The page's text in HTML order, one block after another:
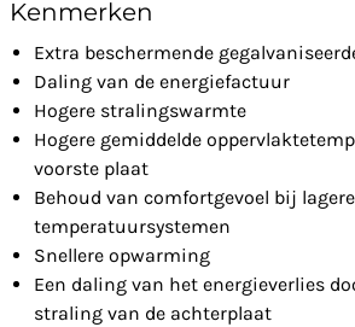
Kenmerken
Extra beschermende
Daling van de energiefactuur
Hogere stralingswarmte
Hogere gemiddelde
voorste plaat
Behoud van comfortgevoel bij
temperatuursystemen
Snellere opwarming
Een daling van het energieverlies
straling van de achterplaat